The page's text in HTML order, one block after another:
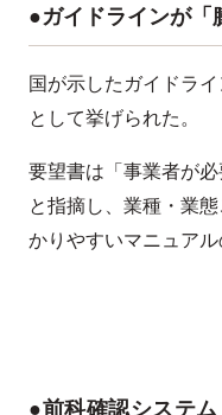
●ガイドラインが「
国が示したガイドラ
として挙げられた。
要望書は「事業者が
と指摘し、業種・業
かりやすいマニュアル
●前科確認システ